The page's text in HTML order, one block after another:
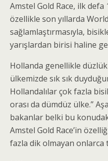
Amstel Gold Race, ilk defa
özellikle son yıllarda
sağlamlaştırmasıyla,
yarışlardan birisi haline
Hollanda genellikle
ülkemizde sık sık
Hollandalılar çok fazla
orası da dümdüz ülke.”
bakanlar belki bu
Amstel Gold Race’in
fazla dik olmayan onlarca